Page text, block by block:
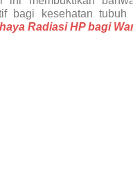
bagi kesehatan
Radiasi HP bagi